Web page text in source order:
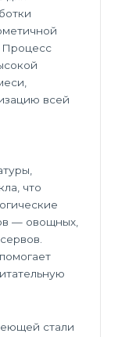
Процесс
всей
что
— овощных,
стали